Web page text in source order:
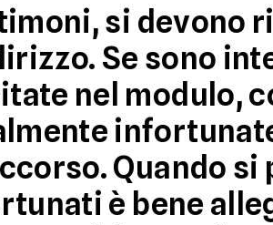
si devono
Se sono
nel modulo,
Quando si
è bene